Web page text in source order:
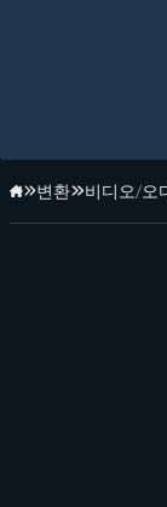
홈페이지
변환 비디오/오